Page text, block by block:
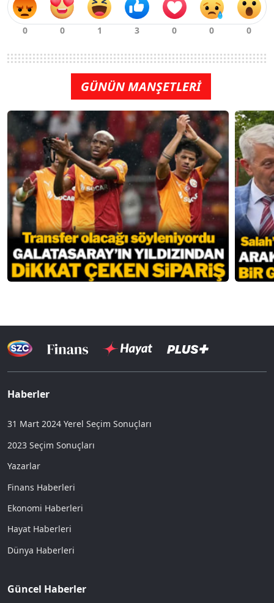
GÜNÜN MANŞETLERİ
Haberler
31 Mart 2024 Yerel Seçim Sonuçları
2023 Seçim Sonuçları
Yazarlar
Finans Haberleri
Ekonomi Haberleri
Hayat Haberleri
Dünya Haberleri
Güncel Haberler